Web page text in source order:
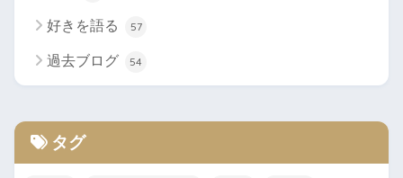
好きを語る 57
過去ブログ 54
タグ